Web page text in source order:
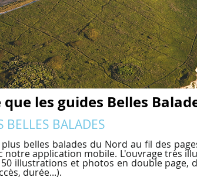
que les guides Belles
BELLES BALADES
plus belles balades du Nord au fil des
notre application mobile. L'ouvrage très
illustrations et photos en double page,
durée...).